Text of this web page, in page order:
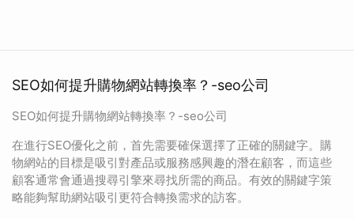
SEO如何提升購物網站轉換率？-seo公司
SEO如何提升購物網站轉換率？-seo公司
在進行SEO優化之前，首先需要確保選擇了正確的關鍵字。購
物網站的目標是吸引對產品或服務感興趣的潛在顧客，而這些
顧客通常會通過搜尋引擎來尋找所需的商品。有效的關鍵字策
略能夠幫助網站吸引更符合轉換需求的訪客。